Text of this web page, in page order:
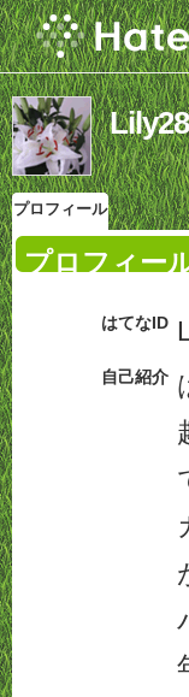
プロフィール
プロフィー
はてなID
自己紹介